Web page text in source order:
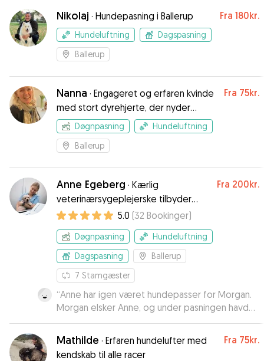
skønt at se, hvor glad min vovse var for hele
Jannies hundekyndige familie. Ekstra bonus med
en god legekammerat i Jannies Manse. Vi
kommer helt sikkert igen!
Nikolaj · Hundepasning i Ballerup Fra 180kr.
Hundeluftning
Dagspasning
Ballerup
Nanna · Engageret og erfaren kvinde
med stort dyrehjerte, der nyder
gåture i natur
Fra 75kr.
Døgnpasning
Hundeluftning
Ballerup
Anne Egeberg · Kærlig
veterinærsygeplejerske tilbyder
hundepasning
Fra 200kr.
5.0 (32 Bookinger)
Døgnpasning
Hundeluftning
Dagspasning
Ballerup
7 Stamgæster
“Anne har igen været hundepasser for Morgan.
Morgan elsker Anne, og under pasningen havde
Morgan fødselsdag, og selvfølgelig huskede
Anne dette, med gave og lille sang. Den
perfekte hundepasning.”
Mathilde · Erfaren hundelufter med
kendskab til alle racer
Fra 75kr.